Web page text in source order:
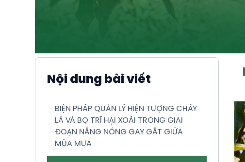
Nội dung bài viết
BIỆN PHÁP QUẢN LÝ HIỆN TƯỢNG CHÁY
LÁ VÀ BỌ TRĨ HẠI XOÀI TRONG GIAI
ĐOẠN NẮNG NÓNG GAY GẮT GIỮA
MÙA MƯA